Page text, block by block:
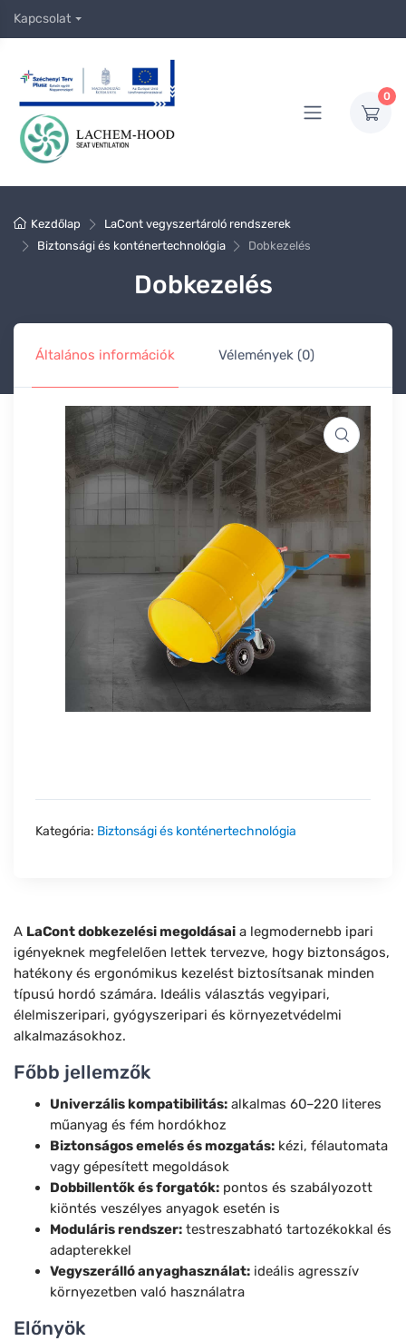
Kapcsolat
0
Kezdőlap
LaCont vegyszertároló rendszerek
Biztonsági és konténertechnológia
Dobkezelés
Dobkezelés
Általános információk Vélemények (0)
Kategória: Biztonsági és konténertechnológia
A LaCont dobkezelési megoldásai a legmodernebb ipari
igényeknek megfelelően lettek tervezve, hogy biztonságos,
hatékony és ergonómikus kezelést biztosítsanak minden
típusú hordó számára. Ideális választás vegyipari,
élelmiszeripari, gyógyszeripari és környezetvédelmi
alkalmazásokhoz.
Főbb jellemzők
Univerzális kompatibilitás: alkalmas 60–220 literes
műanyag és fém hordókhoz
Biztonságos emelés és mozgatás: kézi, félautomata
vagy gépesített megoldások
Dobbillentők és forgatók: pontos és szabályozott
kiöntés veszélyes anyagok esetén is
Moduláris rendszer: testreszabható tartozékokkal és
adapterekkel
Vegyszerálló anyaghasználat: ideális agresszív
környezetben való használatra
Előnyök